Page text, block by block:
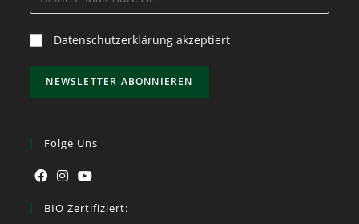
Datenschutzerklärung akzeptiert
Folge Uns
BIO Zertifiziert: